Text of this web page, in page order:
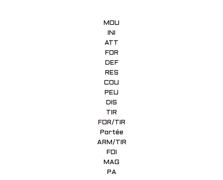
MOU
INI
ATT
FOR
DEF
RES
COU
PEU
DIS
TIR
FOR/TIR
Portée
ARM/TIR
FOI
MAG
PA